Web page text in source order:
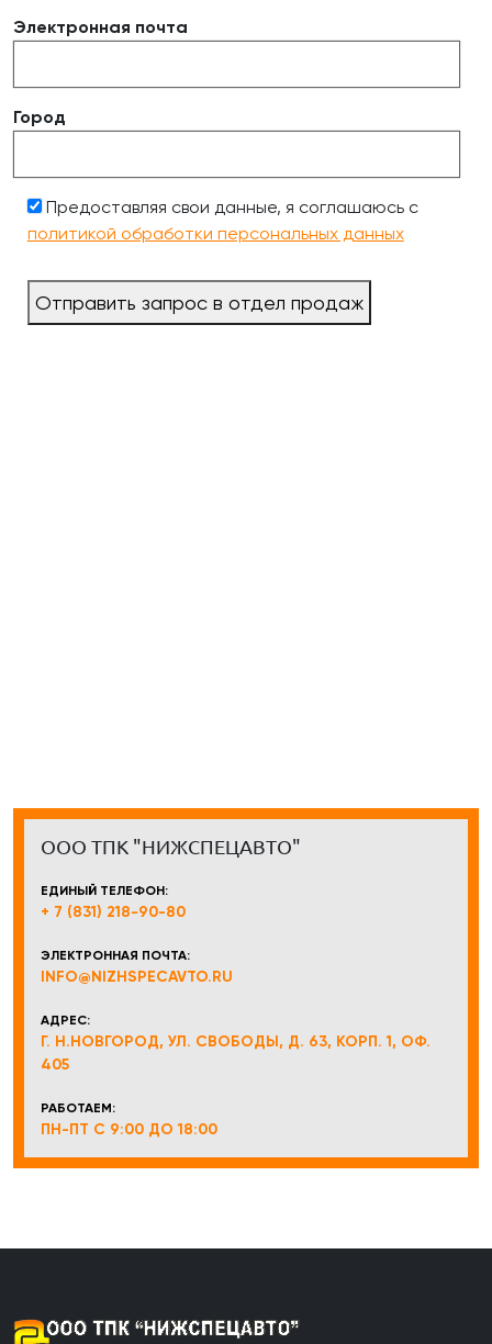
Электронная почта
Город
Предоставляя свои данные, я соглашаюсь с
политикой обработки персональных данных
Отправить запрос в отдел продаж
ООО ТПК "НИЖСПЕЦАВТО"
ЕДИНЫЙ ТЕЛЕФОН:
+ 7 (831) 218-90-80
ЭЛЕКТРОННАЯ ПОЧТА:
INFO@NIZHSPECAVTO.RU
АДРЕС:
Г. Н.НОВГОРОД, УЛ. СВОБОДЫ, Д. 63, КОРП. 1, ОФ.
405
РАБОТАЕМ:
ПН-ПТ С 9:00 ДО 18:00